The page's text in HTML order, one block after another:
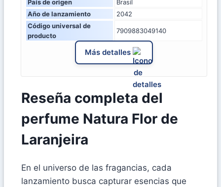
País de origen
Brasil
Año de lanzamiento
2042
Código universal de
producto
7909883049140
Más detalles
Reseña completa del
perfume Natura Flor de
Laranjeira
En el universo de las fragancias, cada
lanzamiento busca capturar esencias que